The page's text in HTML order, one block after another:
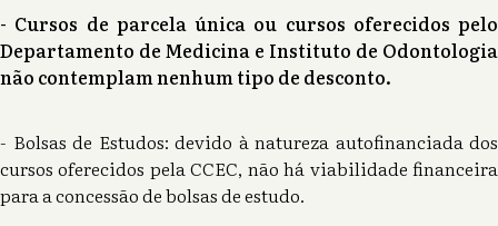
- Cursos de parcela única ou cursos oferecidos pelo
Departamento de Medicina e Instituto de Odontologia
não contemplam nenhum tipo de desconto.
- Bolsas de Estudos: devido à natureza autofinanciada dos
cursos oferecidos pela CCEC, não há viabilidade financeira
para a concessão de bolsas de estudo.